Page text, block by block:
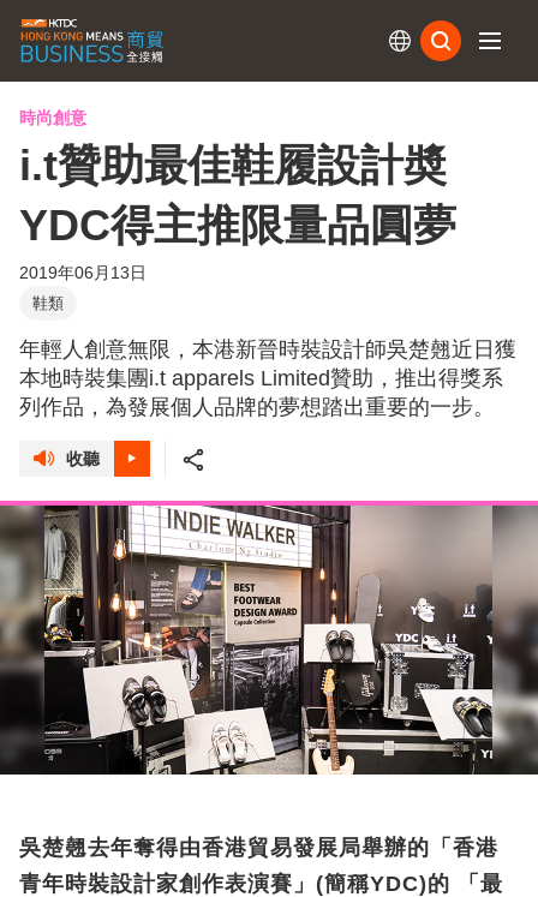
時尚創意
i.t贊助最佳鞋履設計奬
YDC得主推限量品圓夢
2019年06月13日
鞋類
年輕人創意無限，本港新晉時裝設計師吳楚翹近日獲
本地時裝集團i.t apparels Limited贊助，推出得獎系
列作品，為發展個人品牌的夢想踏出重要的一步。
收聽
吳楚翹去年奪得由香港貿易發展局舉辦的「香港
青年時裝設計家創作表演賽」(簡稱YDC)的 「最